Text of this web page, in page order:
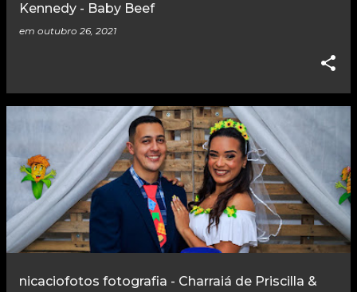
Kennedy - Baby Beef
em outubro 26, 2021
nicaciofotos fotografia - Charraiá de Priscilla &